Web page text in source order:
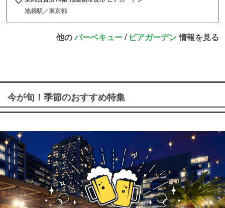
池袋駅／東京都
他のバーベキュー/ ビアガーデン情報を見る
今が旬！季節のおすすめ特集